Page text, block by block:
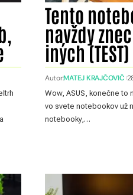
Tento
navždy
iných (TEST)
Autor:MATEJ KRAJČOVIČ
Wow, ASUS, konečne to
vo svete notebookov už
notebooky,…